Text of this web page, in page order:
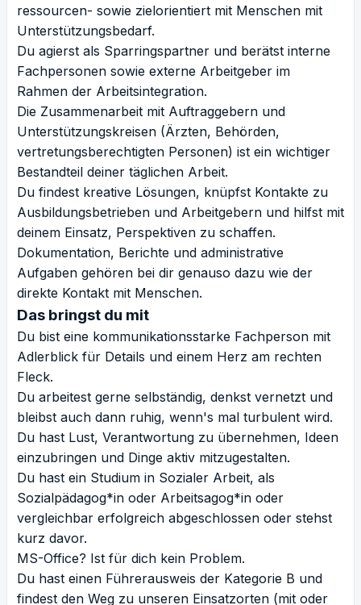
ressourcen- sowie zielorientiert mit Menschen mit
Unterstützungsbedarf.
Du agierst als Sparringspartner und berätst interne
Fachpersonen sowie externe Arbeitgeber im
Rahmen der Arbeitsintegration.
Die Zusammenarbeit mit Auftraggebern und
Unterstützungskreisen (Ärzten, Behörden,
vertretungsberechtigten Personen) ist ein wichtiger
Bestandteil deiner täglichen Arbeit.
Du findest kreative Lösungen, knüpfst Kontakte zu
Ausbildungsbetrieben und Arbeitgebern und hilfst mit
deinem Einsatz, Perspektiven zu schaffen.
Dokumentation, Berichte und administrative
Aufgaben gehören bei dir genauso dazu wie der
direkte Kontakt mit Menschen.
Das bringst du mit
Du bist eine kommunikationsstarke Fachperson mit
Adlerblick für Details und einem Herz am rechten
Fleck.
Du arbeitest gerne selbständig, denkst vernetzt und
bleibst auch dann ruhig, wenn's mal turbulent wird.
Du hast Lust, Verantwortung zu übernehmen, Ideen
einzubringen und Dinge aktiv mitzugestalten.
Du hast ein Studium in Sozialer Arbeit, als
Sozialpädagog*in oder Arbeitsagog*in oder
vergleichbar erfolgreich abgeschlossen oder stehst
kurz davor.
MS-Office? Ist für dich kein Problem.
Du hast einen Führerausweis der Kategorie B und
findest den Weg zu unseren Einsatzorten (mit oder